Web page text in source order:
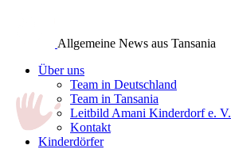
Allgemeine News aus Tansania
Über uns
Team in Deutschland
Team in Tansania
Leitbild Amani Kinderdorf e. V.
Kontakt
Kinderdörfer